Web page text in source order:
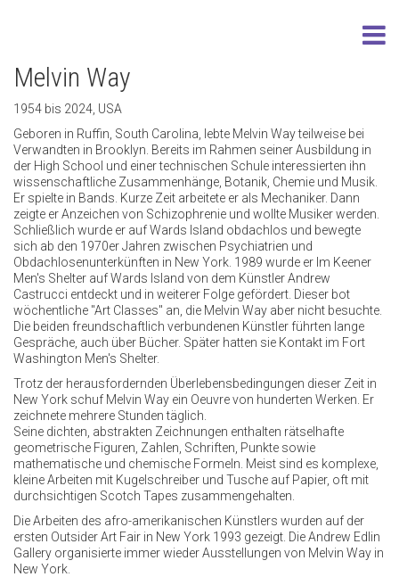
Melvin Way
1954 bis 2024, USA
Geboren in Ruffin, South Carolina, lebte Melvin Way teilweise bei
Verwandten in Brooklyn. Bereits im Rahmen seiner Ausbildung in
der High School und einer technischen Schule interessierten ihn
wissenschaftliche Zusammenhänge, Botanik, Chemie und Musik.
Er spielte in Bands. Kurze Zeit arbeitete er als Mechaniker. Dann
zeigte er Anzeichen von Schizophrenie und wollte Musiker werden.
Schließlich wurde er auf Wards Island obdachlos und bewegte
sich ab den 1970er Jahren zwischen Psychiatrien und
Obdachlosenunterkünften in New York. 1989 wurde er Im Keener
Men's Shelter auf Wards Island von dem Künstler Andrew
Castrucci entdeckt und in weiterer Folge gefördert. Dieser bot
wöchentliche "Art Classes" an, die Melvin Way aber nicht besuchte.
Die beiden freundschaftlich verbundenen Künstler führten lange
Gespräche, auch über Bücher. Später hatten sie Kontakt im Fort
Washington Men's Shelter.
Trotz der herausfordernden Überlebensbedingungen dieser Zeit in
New York schuf Melvin Way ein Oeuvre von hunderten Werken. Er
zeichnete mehrere Stunden täglich.
Seine dichten, abstrakten Zeichnungen enthalten rätselhafte
geometrische Figuren, Zahlen, Schriften, Punkte sowie
mathematische und chemische Formeln. Meist sind es komplexe,
kleine Arbeiten mit Kugelschreiber und Tusche auf Papier, oft mit
durchsichtigen Scotch Tapes zusammengehalten.
Die Arbeiten des afro-amerikanischen Künstlers wurden auf der
ersten Outsider Art Fair in New York 1993 gezeigt. Die Andrew Edlin
Gallery organisierte immer wieder Ausstellungen von Melvin Way in
New York.